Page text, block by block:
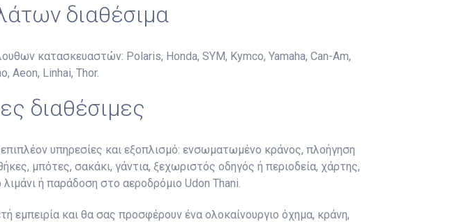
διαθέσιμα
κατασκευαστών: Polaris, Honda, SYM, Kymco, Yamaha, Can-Am,
Aeon, Linhai, Thor.
διαθέσιμες
υπηρεσίες και εξοπλισμό: ενσωματωμένο κράνος, πλοήγηση
μπότες, σακάκι, γάντια, ξεχωριστός οδηγός ή περιοδεία, χάρτης,
ή παράδοση στο αεροδρόμιο Udon Thani.
εμπειρία και θα σας προσφέρουν ένα ολοκαίνουργιο όχημα, κράνη,